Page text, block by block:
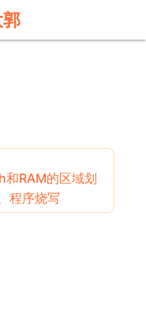
和RAM的区域划
程序烧写